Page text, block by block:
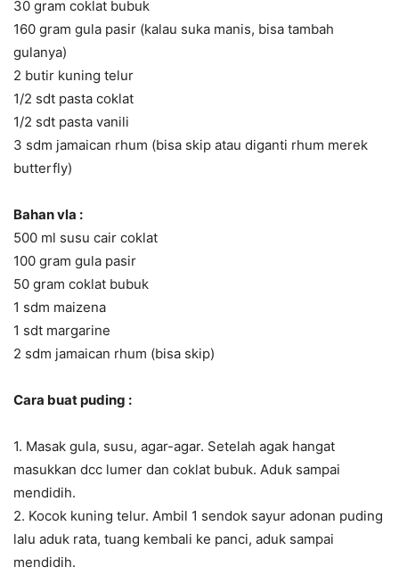
30 gram coklat bubuk
160 gram gula pasir (kalau suka manis, bisa tambah
gulanya)
2 butir kuning telur
1/2 sdt pasta coklat
1/2 sdt pasta vanili
3 sdm jamaican rhum (bisa skip atau diganti rhum merek
butterfly)
Bahan vla :
500 ml susu cair coklat
100 gram gula pasir
50 gram coklat bubuk
1 sdm maizena
1 sdt margarine
2 sdm jamaican rhum (bisa skip)
Cara buat puding :
1. Masak gula, susu, agar-agar. Setelah agak hangat
masukkan dcc lumer dan coklat bubuk. Aduk sampai
mendidih.
2. Kocok kuning telur. Ambil 1 sendok sayur adonan puding
lalu aduk rata, tuang kembali ke panci, aduk sampai
mendidih.